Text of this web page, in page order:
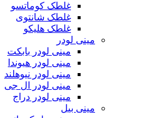
غلطک کوماتسو
غلطک شانتوی
غلطک هلیکو
مینی لودر
مینی لودر بابکت
مینی لودر هیوندا
مینی لودر نیوهلند
مینی لودر ال جی
مینی لودر دراج
مینی بیل